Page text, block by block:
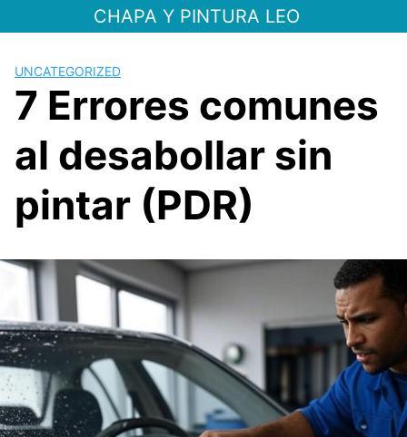
al
CHAPA Y PINTURA LEO
UNCATEGORIZED
7 Errores comunes
al desabollar sin
pintar (PDR)